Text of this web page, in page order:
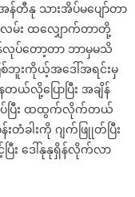
တီနု သားအိပ်မပျော်တာ
းလမ်း ထလျှောက်တာတို့
လုပ်တော့တာ ဘာမှမသိ
ဘူးကိုယ့်အဒေါ်အရင်းမှ
တယ်လို့ပြောပြီး အချိန်
လှပ်ပြီး ထထွက်လိုက်တယ်
တံခါးကို ဂျက်ဖြုုတ်ပြီး
း ဒေါ်နုနုရှိန်လိုက်လာ